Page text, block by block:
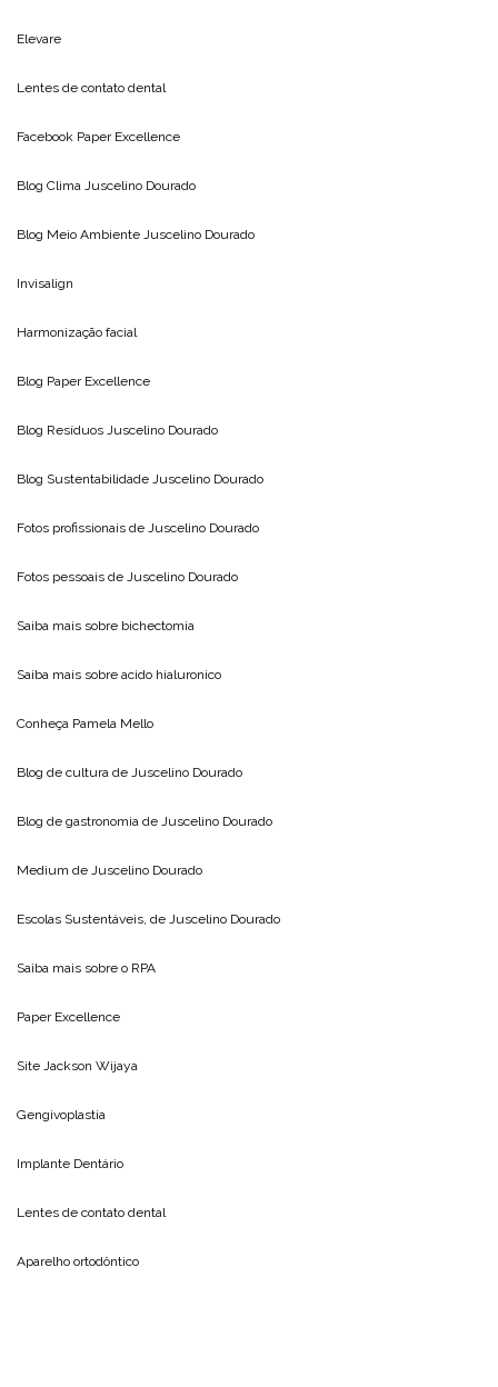
Elevare
Lentes de contato dental
Facebook Paper Excellence
Blog Clima Juscelino Dourado
Blog Meio Ambiente Juscelino Dourado
Invisalign
Harmonização facial
Blog Paper Excellence
Blog Resíduos Juscelino Dourado
Blog Sustentabilidade Juscelino Dourado
Fotos profissionais de Juscelino Dourado
Fotos pessoais de Juscelino Dourado
Saiba mais sobre bichectomia
Saiba mais sobre acido hialuronico
Conheça Pamela Mello
Blog de cultura de Juscelino Dourado
Blog de gastronomia de Juscelino Dourado
Medium de Juscelino Dourado
Escolas Sustentáveis, de Juscelino Dourado
Saiba mais sobre o RPA
Paper Excellence
Site Jackson Wijaya
Gengivoplastia
Implante Dentário
Lentes de contato dental
Aparelho ortodôntico